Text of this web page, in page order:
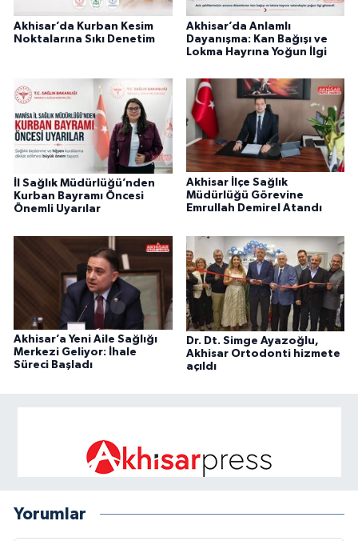
Akhisar’da Kurban Kesim
Noktalarına Sıkı Denetim
Akhisar’da Anlamlı
Dayanışma: Kan Bağışı ve
Lokma Hayrına Yoğun İlgi
İl Sağlık Müdürlüğü’nden
Kurban Bayramı Öncesi
Önemli Uyarılar
Akhisar İlçe Sağlık
Müdürlüğü Görevine
Emrullah Demirel Atandı
Akhisar’a Yeni Aile Sağlığı
Merkezi Geliyor: İhale
Süreci Başladı
Dr. Dt. Simge Ayazoğlu,
Akhisar Ortodonti hizmete
açıldı
Yorumlar